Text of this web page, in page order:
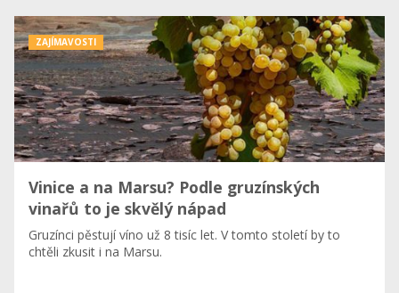
Vinice a na Marsu? Podle gruzínských
vinařů to je skvělý nápad
Gruzínci pěstují víno už 8 tisíc let. V tomto století by to
chtěli zkusit i na Marsu.
ZAJÍMAVOSTI